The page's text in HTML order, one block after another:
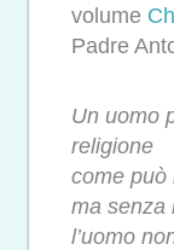
volume
Padre
Un uomo
religione
come può
ma senza
l’uomo